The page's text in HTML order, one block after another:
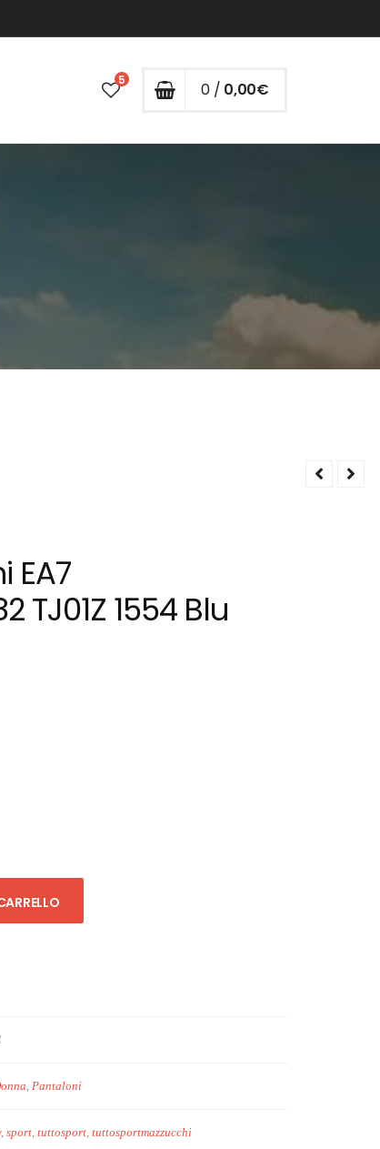
5 0 / 0,00€
EA7
TJ01Z 1554 Blu
, Pantaloni
, sport, tuttosport, tuttosportmazzucchi